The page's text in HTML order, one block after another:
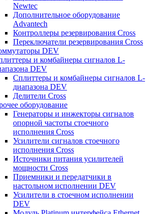
Newtec
Дополнительное оборудование
Advantech
Контроллеры резервирования Cross
Переключатели резервирования Cross
DEV
и комбайнеры сигналов L-
DEV
Сплиттеры и комбайнеры сигналов L-
диапазона DEV
Делители Cross
оборудование
Генераторы и инжекторы сигналов
опорной частоты стоечного
исполнения Cross
Усилители сигналов стоечного
исполнения Cross
Источники питания усилителей
мощности Cross
Приемники и передатчики в
настольном исполнении DEV
Усилители в стоечном исполнении
DEV